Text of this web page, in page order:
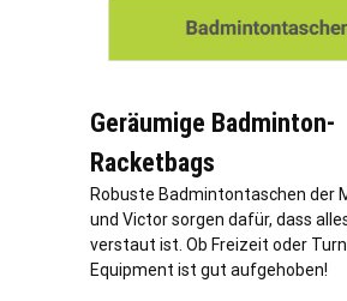
Geräumige Badminton-
Racketbags
Robuste Badmintontaschen der
und Victor sorgen dafür, dass
verstaut ist. Ob Freizeit oder
Equipment ist gut aufgehoben!